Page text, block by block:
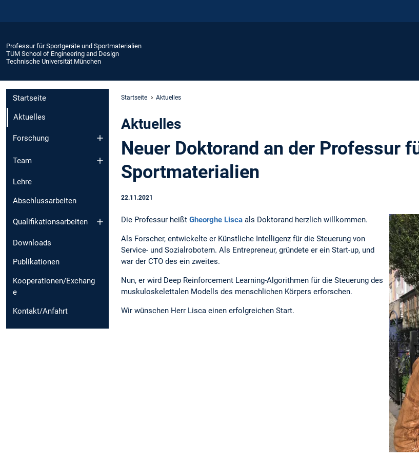
Professur für Sportgeräte und Sportmaterialien
TUM School of Engineering and Design
Technische Universität München
Startseite
Aktuelles
Forschung
Team
Lehre
Abschlussarbeiten
Qualifikationsarbeiten
Downloads
Publikationen
Kooperationen/Exchang
e
Kontakt/Anfahrt
Startseite Aktuelles
Aktuelles
Neuer Doktorand an der Professur
Sportmaterialien
22.11.2021
Die Professur heißt Gheorghe Lisca als Doktorand herzlich willkommen.
Als Forscher, entwickelte er Künstliche Intelligenz für die Steuerung von
Service- und Sozialrobotern. Als Entrepreneur, gründete er ein Start-up, und
war der CTO des ein zweites.
Nun, er wird Deep Reinforcement Learning-Algorithmen für die Steuerung des
muskuloskelettalen Modells des menschlichen Körpers erforschen.
Wir wünschen Herr Lisca einen erfolgreichen Start.